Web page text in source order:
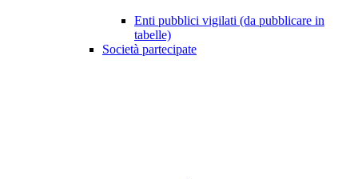
Enti pubblici vigilati (da pubblicare in
tabelle)
Società partecipate